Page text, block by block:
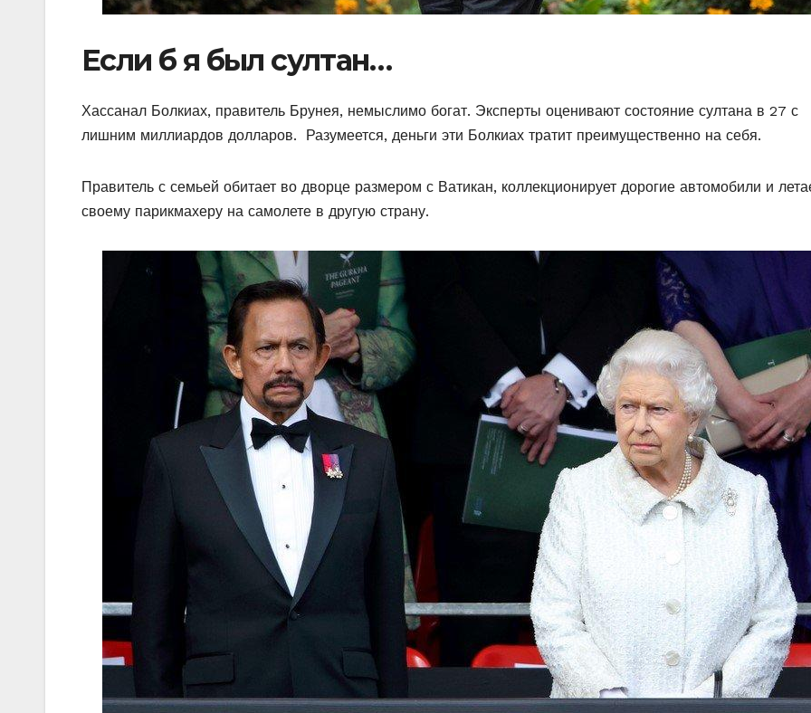
Если б я был султан…
Хассанал Болкиах, правитель Брунея, немыслимо богат. Эксперты оценивают состояние султана в 27 с
лишним миллиардов долларов. Разумеется, деньги эти Болкиах тратит преимущественно на себя.
Правитель с семьей обитает во дворце размером с Ватикан, коллекционирует дорогие автомобили и
своему парикмахеру на самолете в другую страну.